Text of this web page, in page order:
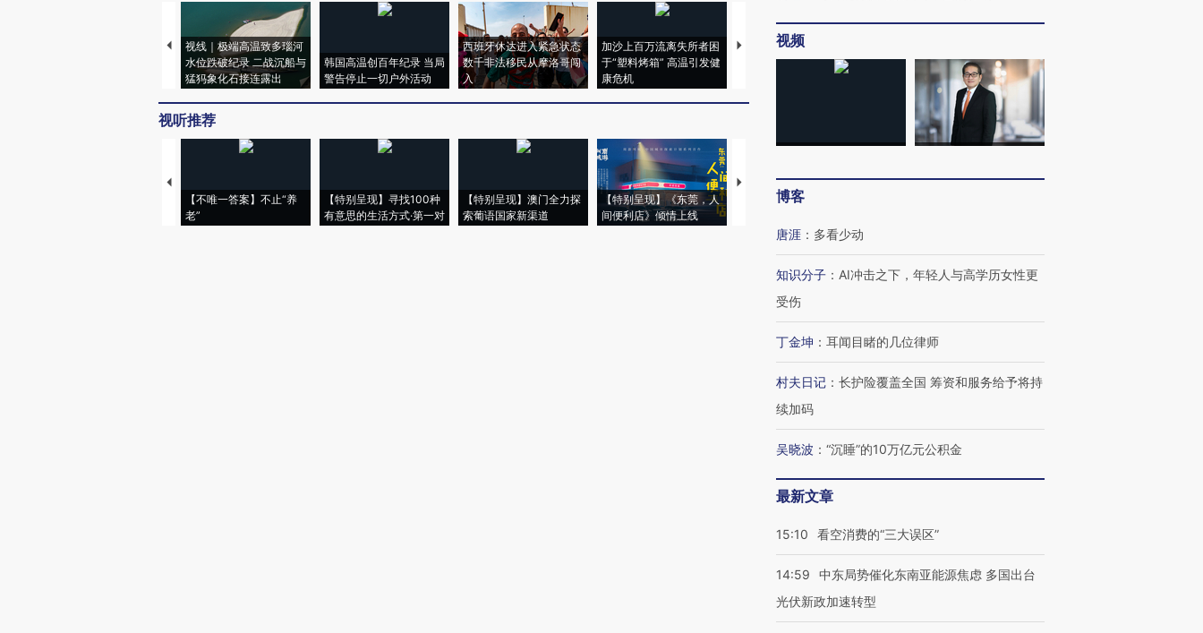
视线｜极端高温致多瑙河
水位跌破纪录 二战沉船与
猛犸象化石接连露出
韩国高温创百年纪录 当局
警告停止一切户外活动
西班牙休达进入紧急状态
数千非法移民从摩洛哥闯
入
加沙上百万流离失所者困
于“塑料烤箱” 高温引发健
康危机
马航飞行员跨国走私7万
粒摇头丸 尿检体内含3种
术：是什么让中产们甘
心“花钱找虐”？
泽连斯基密集出访美英 索
要防空导弹“救急”
视听推荐
【不唯一答案】不止“养
老”
【特别呈现】寻找100种
有意思的生活方式·第一对
【特别呈现】澳门全力探
索葡语国家新渠道
【特别呈现】《东莞，人
间便利店》倾情上线
【推广】走进第四届链博
会，让数智科技“链”接产
【商旅对话】华住集团
视频
博客
唐涯 ： 多看少动
知识分子 ： AI冲击之下，年轻人与高学历女性更
受伤
丁金坤 ： 耳闻目睹的几位律师
村夫日记 ： 长护险覆盖全国 筹资和服务给予将持
续加码
吴晓波 ： “沉睡”的10万亿元公积金
最新文章
15:10 看空消费的“三大误区”
14:59
中东局势催化东南亚能源焦虑 多国出台
光伏新政加速转型